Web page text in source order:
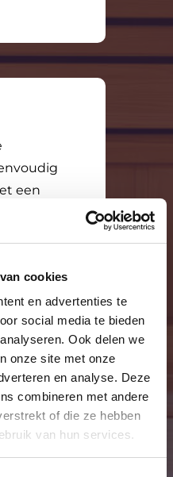
cookies
en advertenties te
social media te bieden
Ook delen we
onze site met onze
en analyse. Deze
combineren met andere
of die ze hebben
van hun services.
een
af en
behulp